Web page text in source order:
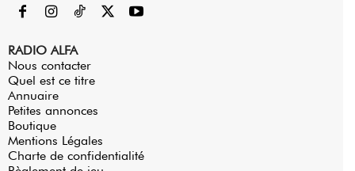
RADIO ALFA
Nous contacter
Quel est ce titre
Annuaire
Petites annonces
Boutique
Mentions Légales
Charte de confidentialité